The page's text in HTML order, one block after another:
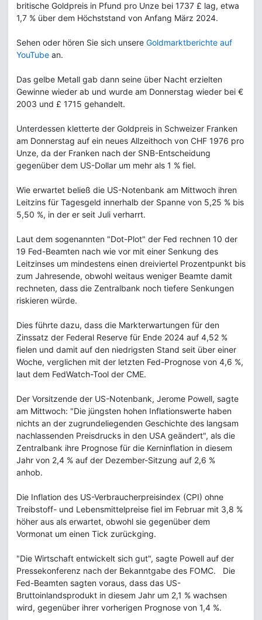
britische Goldpreis in Pfund pro Unze bei 1737 £ lag, etwa
1,7 % über dem Höchststand von Anfang März 2024.
Sehen oder hören Sie sich unsere Goldmarktberichte auf
YouTube an.
Das gelbe Metall gab dann seine über Nacht erzielten
Gewinne wieder ab und wurde am Donnerstag wieder bei €
2003 und £ 1715 gehandelt.
Unterdessen kletterte der Goldpreis in Schweizer Franken
am Donnerstag auf ein neues Allzeithoch von CHF 1976 pro
Unze, da der Franken nach der SNB-Entscheidung
gegenüber dem US-Dollar um mehr als 1 % fiel.
Wie erwartet beließ die US-Notenbank am Mittwoch ihren
Leitzins für Tagesgeld innerhalb der Spanne von 5,25 % bis
5,50 %, in der er seit Juli verharrt.
Laut dem sogenannten "Dot-Plot" der Fed rechnen 10 der
19 Fed-Beamten nach wie vor mit einer Senkung des
Leitzinses um mindestens einen dreiviertel Prozentpunkt bis
zum Jahresende, obwohl weitaus weniger Beamte damit
rechneten, dass die Zentralbank noch tiefere Senkungen
riskieren würde.
Dies führte dazu, dass die Markterwartungen für den
Zinssatz der Federal Reserve für Ende 2024 auf 4,52 %
fielen und damit auf den niedrigsten Stand seit über einer
Woche, verglichen mit der letzten Fed-Prognose von 4,6 %,
laut dem FedWatch-Tool der CME.
Der Vorsitzende der US-Notenbank, Jerome Powell, sagte
am Mittwoch: "Die jüngsten hohen Inflationswerte haben
nichts an der zugrundeliegenden Geschichte des langsam
nachlassenden Preisdrucks in den USA geändert", als die
Zentralbank ihre Prognose für die Kerninflation in diesem
Jahr von 2,4 % auf der Dezember-Sitzung auf 2,6 %
anhob.
Die Inflation des US-Verbraucherpreisindex (CPI) ohne
Treibstoff- und Lebensmittelpreise fiel im Februar mit 3,8 %
höher aus als erwartet, obwohl sie gegenüber dem
Vormonat um einen Tick zurückging.
"Die Wirtschaft entwickelt sich gut", sagte Powell auf der
Pressekonferenz nach der Bekanntgabe des FOMC. Die
Fed-Beamten sagten voraus, dass das US-
Bruttoinlandsprodukt in diesem Jahr um 2,1 % wachsen
wird, gegenüber ihrer vorherigen Prognose von 1,4 %.